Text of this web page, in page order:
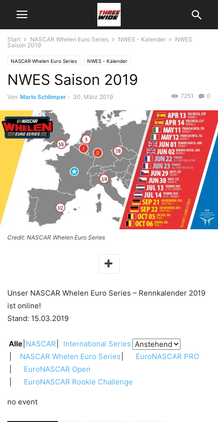
Start NASCAR Whelen Euro Series NWES - Kalender
NWES
Saison 2019
NASCAR Whelen Euro Series NWES - Kalender
NWES Saison 2019
Von Mario Schlimper - 30. März 2019 0
7251
Credit: NASCAR Whelen Euro Series
Unser NASCAR Whelen Euro Series – Rennkalender 2019
ist online!
Stand: 15.03.2019
Alle NASCAR
International Series
NASCAR Whelen Euro Series
EuroNASCAR PRO
EuroNASCAR Open
EuroNASCAR Rookie Challenge
no event